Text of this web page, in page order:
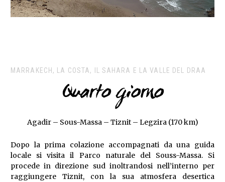
MARRAKECH, LA COSTA, IL SAHARA E LA VALLE DEL DRAA
Quarto giorno
Agadir – Sous-Massa – Tiznit – Legzira (170 km)
Dopo la prima colazione accompagnati da una guida
locale si visita il Parco naturale del Souss-Massa. Si
procede in direzione sud inoltrandosi nell’interno per
raggiungere Tiznit, con la sua atmosfera desertica